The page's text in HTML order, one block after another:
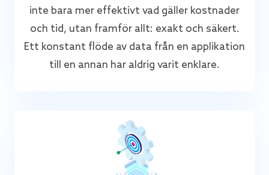
inte bara mer effektivt vad gäller kostnader
och tid, utan framför allt: exakt och säkert.
Ett konstant flöde av data från en applikation
till en annan har aldrig varit enklare.